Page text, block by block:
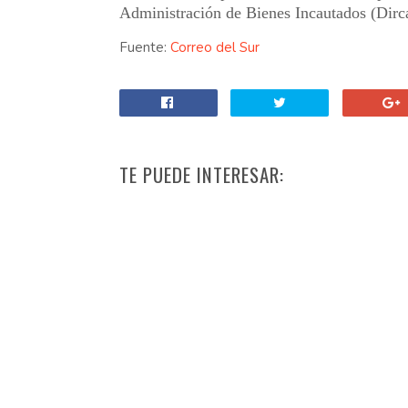
Administración de Bienes Incautados
Fuente: Correo del Sur
TE PUEDE INTERESAR: